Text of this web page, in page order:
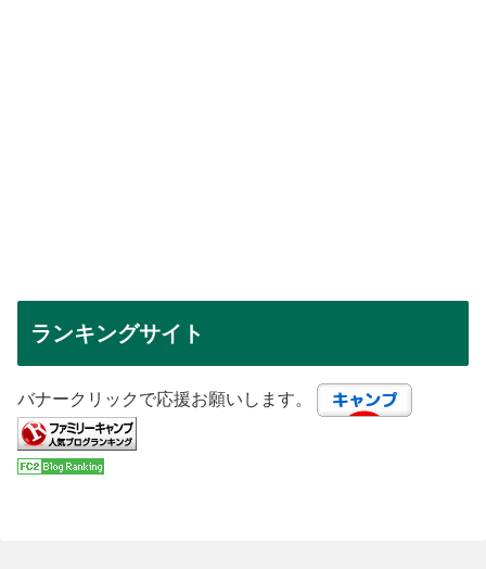
ランキングサイト
バナークリックで応援お願いします。